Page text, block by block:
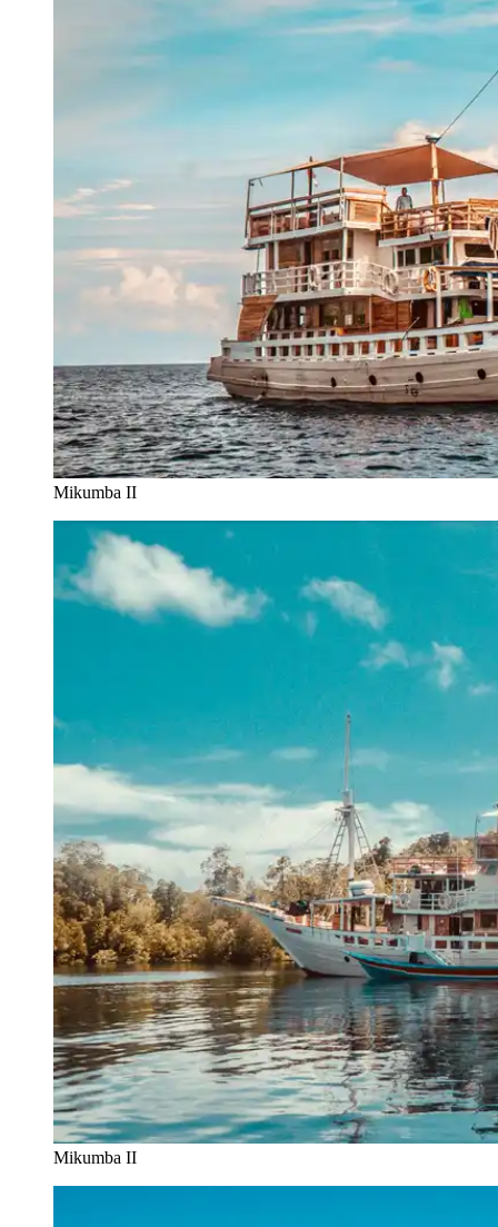
Mikumba II
Mikumba II